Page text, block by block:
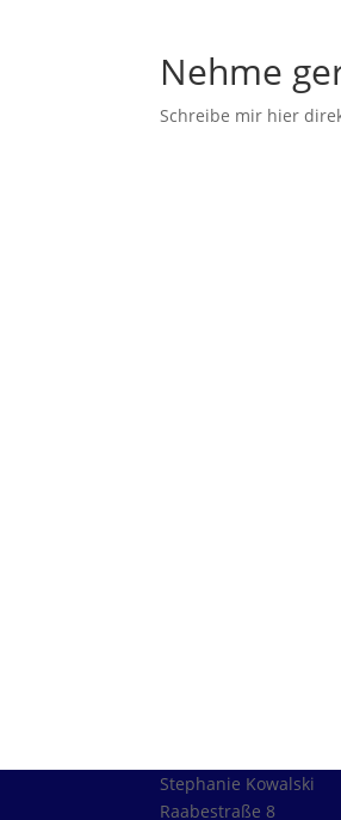
Nehme
Schreibe mir hier
Stephanie Kowalski
Raabestraße 8